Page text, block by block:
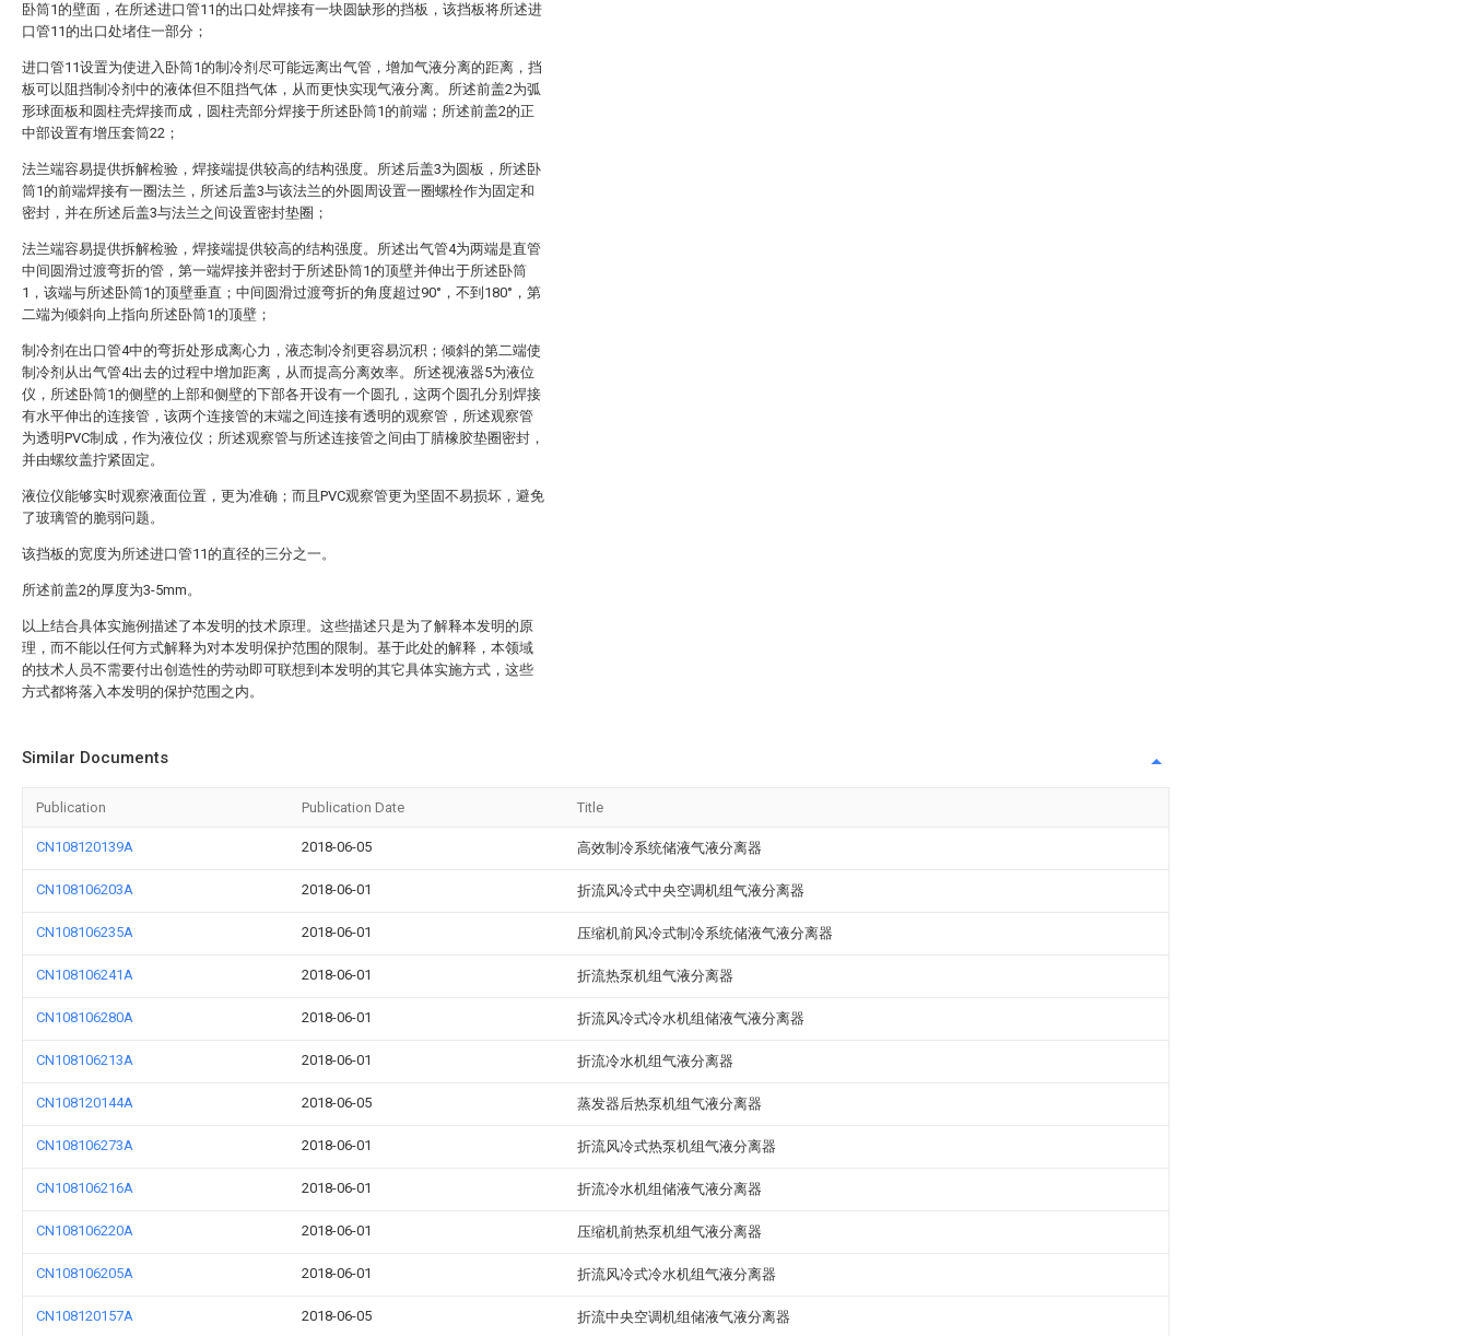
卧筒1的壁面，在所述进口管11的出口处焊接有一块圆缺形的挡板，该挡板将所述进
口管11的出口处堵住一部分；
进口管11设置为使进入卧筒1的制冷剂尽可能远离出气管，增加气液分离的距离，挡
板可以阻挡制冷剂中的液体但不阻挡气体，从而更快实现气液分离。所述前盖2为弧
形球面板和圆柱壳焊接而成，圆柱壳部分焊接于所述卧筒1的前端；所述前盖2的正
中部设置有增压套筒22；
法兰端容易提供拆解检验，焊接端提供较高的结构强度。所述后盖3为圆板，所述卧
筒1的前端焊接有一圈法兰，所述后盖3与该法兰的外圆周设置一圈螺栓作为固定和
密封，并在所述后盖3与法兰之间设置密封垫圈；
法兰端容易提供拆解检验，焊接端提供较高的结构强度。所述出气管4为两端是直管
中间圆滑过渡弯折的管，第一端焊接并密封于所述卧筒1的顶壁并伸出于所述卧筒
1，该端与所述卧筒1的顶壁垂直；中间圆滑过渡弯折的角度超过90°，不到180°，第
二端为倾斜向上指向所述卧筒1的顶壁；
制冷剂在出口管4中的弯折处形成离心力，液态制冷剂更容易沉积；倾斜的第二端使
制冷剂从出气管4出去的过程中增加距离，从而提高分离效率。所述视液器5为液位
仪，所述卧筒1的侧壁的上部和侧壁的下部各开设有一个圆孔，这两个圆孔分别焊接
有水平伸出的连接管，该两个连接管的末端之间连接有透明的观察管，所述观察管
为透明PVC制成，作为液位仪；所述观察管与所述连接管之间由丁腈橡胶垫圈密封，
并由螺纹盖拧紧固定。
液位仪能够实时观察液面位置，更为准确；而且PVC观察管更为坚固不易损坏，避免
了玻璃管的脆弱问题。
该挡板的宽度为所述进口管11的直径的三分之一。
所述前盖2的厚度为3-5mm。
以上结合具体实施例描述了本发明的技术原理。这些描述只是为了解释本发明的原
理，而不能以任何方式解释为对本发明保护范围的限制。基于此处的解释，本领域
的技术人员不需要付出创造性的劳动即可联想到本发明的其它具体实施方式，这些
方式都将落入本发明的保护范围之内。
Similar Documents
Publication Publication Date Title
CN108120139A 2018-06-05 高效制冷系统储液气液分离器
CN108106203A 2018-06-01 折流风冷式中央空调机组气液分离器
CN108106235A 2018-06-01 压缩机前风冷式制冷系统储液气液分离器
CN108106241A 2018-06-01 折流热泵机组气液分离器
CN108106280A 2018-06-01 折流风冷式冷水机组储液气液分离器
CN108106213A 2018-06-01 折流冷水机组气液分离器
CN108120144A 2018-06-05 蒸发器后热泵机组气液分离器
CN108106273A 2018-06-01 折流风冷式热泵机组气液分离器
CN108106216A 2018-06-01 折流冷水机组储液气液分离器
CN108106220A 2018-06-01 压缩机前热泵机组气液分离器
CN108106205A 2018-06-01 折流风冷式冷水机组气液分离器
CN108120157A 2018-06-05 折流中央空调机组储液气液分离器